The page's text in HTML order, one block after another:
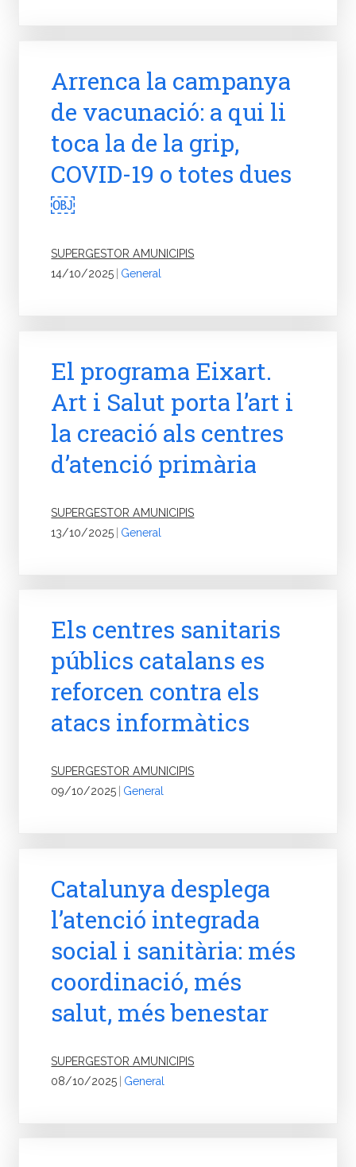
Arrenca la campanya
de vacunació: a qui li
toca la de la grip,
COVID-19 o totes dues
￼
14/10/2025
SUPERGESTOR AMUNICIPIS
General
El programa Eixart.
Art i Salut porta l’art i
la creació als centres
d’atenció primària
13/10/2025
SUPERGESTOR AMUNICIPIS
| General
Els centres sanitaris
públics catalans es
reforcen contra els
atacs informàtics
09/10/2025
SUPERGESTOR AMUNICIPIS
General
Catalunya desplega
l’atenció integrada
social i sanitària: més
coordinació, més
salut, més benestar
08/10/2025
SUPERGESTOR AMUNICIPIS
General